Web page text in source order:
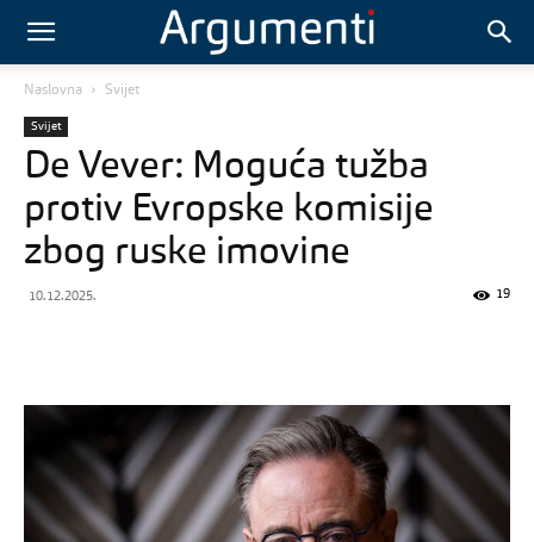
Naslovna Svijet
Svijet
De Vever: Moguća tužba
protiv Evropske komisije
zbog ruske imovine
10.12.2025. 19